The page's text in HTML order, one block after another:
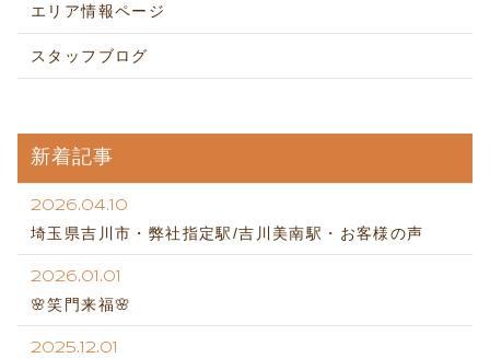
エリア情報ページ
スタッフブログ
新着記事
2026.04.10
埼玉県吉川市・弊社指定駅/吉川美南駅・お客様の声
2026.01.01
🌸笑門来福🌸
2025.12.01